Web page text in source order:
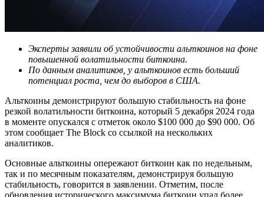
Эксперты заявили об устойчивости альткоинов на фоне
повышенной волатильности биткоина.
По данным аналитиков, у альткоинов есть больший
потенциал роста, чем до выборов в США.
Альткоины демонстрируют большую стабильность на фоне
резкой волатильности биткоина, который 5 декабря 2024 года
в моменте опускался с отметок около $100 000 до $90 000. Об
этом сообщает The Block со ссылкой на нескольких
аналитиков.
Основные альткоины опережают биткоин как по недельным,
так и по месячным показателям, демонстрируя большую
стабильность, говорится в заявлении. Отметим, после
обновления исторического максимума биткоин упал более